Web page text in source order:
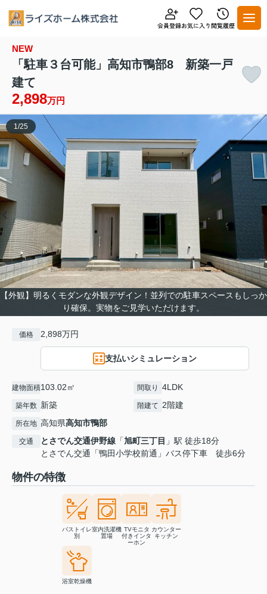
NEW
「駐車３台可能」高知市鴨部8 新築一戸
建て
2,898万円
【外観】明るくモダンな外観デザイン！並列での駐車スペースもしっか
り確保。実物をご見学いただけます。
1/25
価格 2,898万円
支払いシミュレーション
建物面積103.02㎡ 間取り 4LDK
築年数 新築 階建て 2階建
所在地 高知県高知市鴨部
交通 とさでん交通伊野線 「旭町三丁目 」駅 徒歩18分
とさでん交通「鴨田小学校前通」バス停下車 徒歩6分
物件の特徴
バストイレ
別
室内洗濯機
置場
TVモニタ
付きインタ
ーホン
カウンター
キッチン
浴室乾燥機